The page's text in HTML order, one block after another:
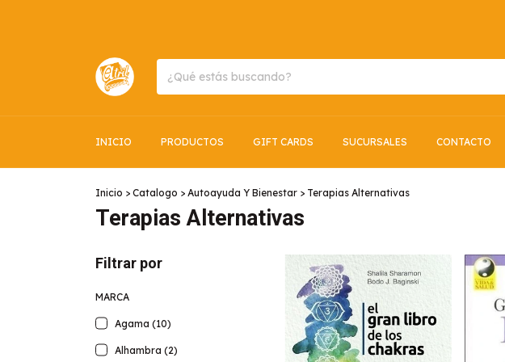
INICIO PRODUCTOS GIFT CARDS SUCURSALES CONTACTO
Inicio > Catalogo > Autoayuda Y Bienestar > Terapias Alternativas
Terapias Alternativas
Filtrar por
MARCA
Agama (10)
Alhambra (2)